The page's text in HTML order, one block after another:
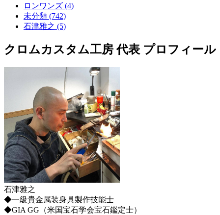
ロンワンズ (4)
未分類 (742)
石津雅之 (5)
クロムカスタム工房 代表 プロフィール
石津雅之
◆一級貴金属装身具製作技能士
◆GIA GG（米国宝石学会宝石鑑定士）